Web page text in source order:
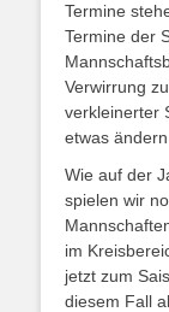
Termine
Termine der
Verwirrung
verkleinerter
etwas ändern
Wie auf der
spielen wir
im
jetzt zum
diesem Fall